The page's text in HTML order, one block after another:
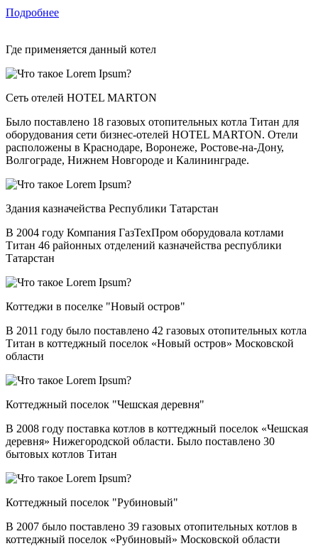
Подробнее
Где применяется данный котел
Сеть отелей HOTEL MARTON
Было поставлено 18 газовых отопительных котла Титан для
оборудования сети бизнес-отелей HOTEL MARTON. Отели
расположены в Краснодаре, Воронеже, Ростове-на-Дону,
Волгограде, Нижнем Новгороде и Калининграде.
Здания казначейства Республики Татарстан
В 2004 году Компания ГазТехПром оборудовала котлами
Титан 46 районных отделений казначейства республики
Татарстан
Коттеджи в поселке "Новый остров"
В 2011 году было поставлено 42 газовых отопительных котла
Титан в коттеджный поселок «Новый остров» Московской
области
Коттеджный поселок "Чешская деревня"
В 2008 году поставка котлов в коттеджный поселок «Чешская
деревня» Нижегородской области. Было поставлено 30
бытовых котлов Титан
Коттеджный поселок "Рубиновый"
В 2007 было поставлено 39 газовых отопительных котлов в
коттеджный поселок «Рубиновый» Московской области